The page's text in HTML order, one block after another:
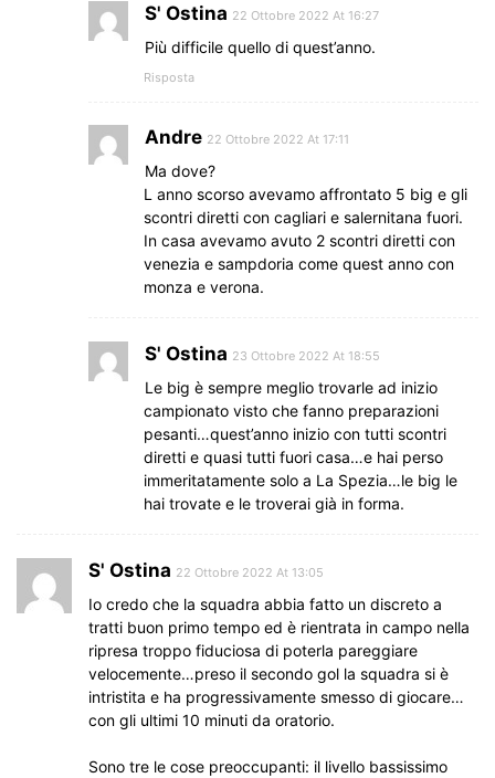
S' Ostina 22 Ottobre 2022 At 16:27
Più difficile quello di quest’anno.
Risposta
Andre 22 Ottobre 2022 At 17:11
Ma dove?
L anno scorso avevamo affrontato 5 big e gli
scontri diretti con cagliari e salernitana fuori.
In casa avevamo avuto 2 scontri diretti con
venezia e sampdoria come quest anno con
monza e verona.
S' Ostina 23 Ottobre 2022 At 18:55
Le big è sempre meglio trovarle ad inizio
campionato visto che fanno preparazioni
pesanti…quest’anno inizio con tutti scontri
diretti e quasi tutti fuori casa…e hai perso
immeritatamente solo a La Spezia…le big le
hai trovate e le troverai già in forma.
S' Ostina 22 Ottobre 2022 At 13:05
Io credo che la squadra abbia fatto un discreto a
tratti buon primo tempo ed è rientrata in campo nella
ripresa troppo fiduciosa di poterla pareggiare
velocemente…preso il secondo gol la squadra si è
intristita e ha progressivamente smesso di giocare…
con gli ultimi 10 minuti da oratorio.
Sono tre le cose preoccupanti: il livello bassissimo